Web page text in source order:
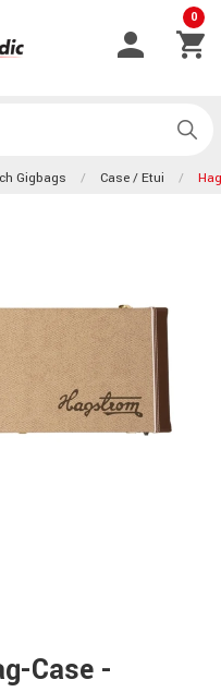
0
Gigbags Case / Etui
Case -